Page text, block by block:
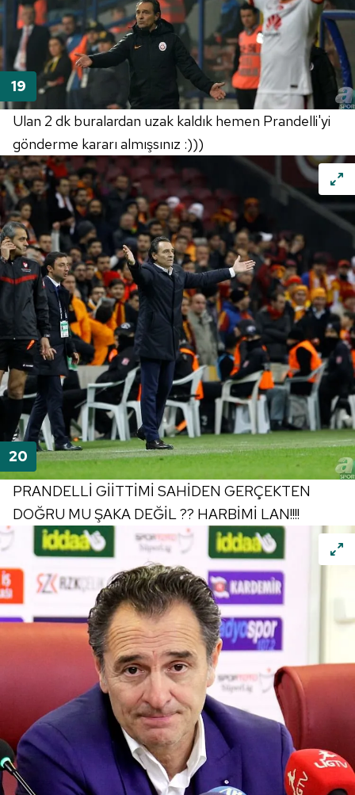
Ulan 2 dk buralardan uzak kaldık hemen Prandelli'yi
gönderme kararı almışsınız :)))
PRANDELLİ GİİTTİMİ SAHİDEN GERÇEKTEN
DOĞRU MU ŞAKA DEĞİL ?? HARBİMİ LAN!!!!